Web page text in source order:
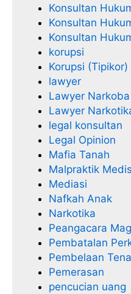
Konsultan
Konsultan
Konsultan
korupsi
Korupsi (Tipikor)
lawyer
Lawyer Narkoba
Lawyer
legal konsultan
Legal Opinion
Mafia Tanah
Malpraktik Medis
Mediasi
Nafkah Anak
Narkotika
Peangacara
Pembatalan
Pembelaan
Pemerasan
pencucian uang